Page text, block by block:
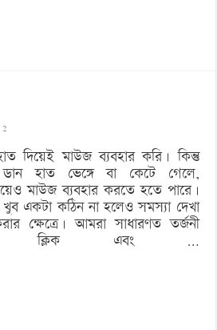
2
দিয়েই মাউজ ব্যবহার করি। কিন্তু
হাত ভেঙ্গে বা কেটে গেলে,
মাউজ ব্যবহার করতে হতে পারে।
একটা কঠিন না হলেও সমস্যা দেখা
ক্ষেত্রে। আমরা সাধারণত তর্জনী
ক্লিক এবং …